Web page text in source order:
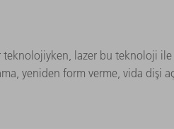
teknolojiyken, lazer bu teknoloji
yeniden form verme, vida dişi